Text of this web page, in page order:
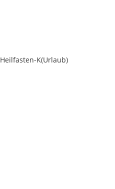
Heilfasten-K(Urlaub)